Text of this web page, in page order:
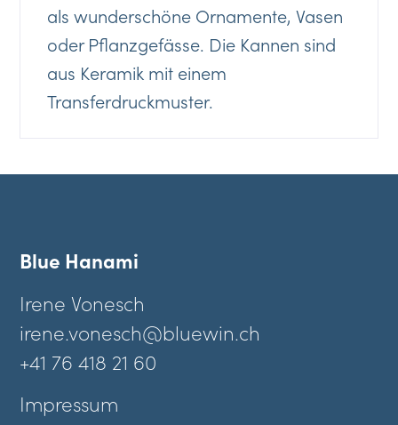
als wunderschöne Ornamente, Vasen
oder Pflanzgefässe. Die Kannen sind
aus Keramik mit einem
Transferdruckmuster.
Blue Hanami
Irene Vonesch
irene.vonesch@bluewin.ch
+41 76 418 21 60
Impressum